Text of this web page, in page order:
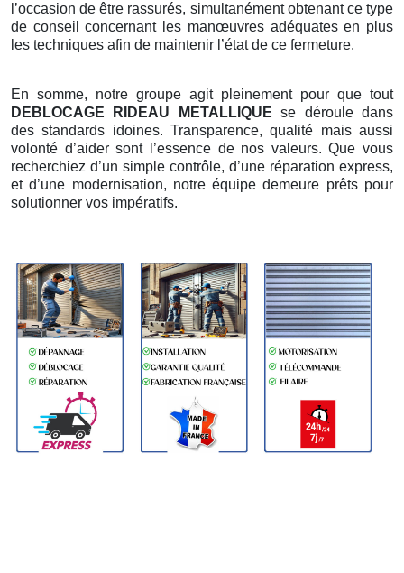
l’occasion de être rassurés, simultanément obtenant ce type
de conseil concernant les manœuvres adéquates en plus
les techniques afin de maintenir l’état de ce fermeture.
En somme, notre groupe agit pleinement pour que tout
DEBLOCAGE RIDEAU METALLIQUE se déroule dans
des standards idoines. Transparence, qualité mais aussi
volonté d’aider sont l’essence de nos valeurs. Que vous
recherchiez d’un simple contrôle, d’une réparation express,
et d’une modernisation, notre équipe demeure prêts pour
solutionner vos impératifs.